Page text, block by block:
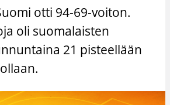
otti 94-69-voiton.
oli suomalaisten
21 pisteellään